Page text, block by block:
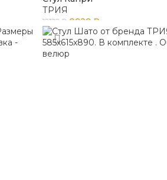
ТРИЯ
12132 ₽ 8929 ₽